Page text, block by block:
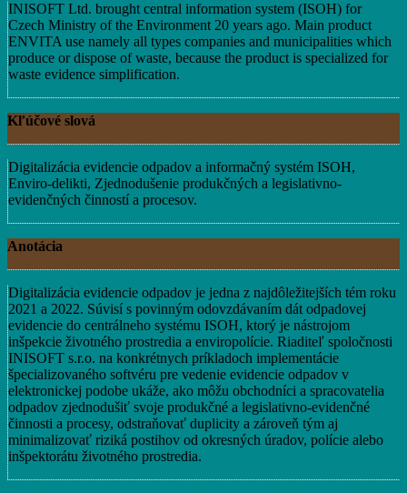
INISOFT Ltd. brought central information system (ISOH) for
Czech Ministry of the Environment 20 years ago. Main product
ENVITA use namely all types companies and municipalities which
produce or dispose of waste, because the product is specialized for
waste evidence simplification.
Kľúčové slová
Digitalizácia evidencie odpadov a informačný systém ISOH,
Enviro-delikti, Zjednodušenie produkčných a legislativno-
evidenčných činností a procesov.
Anotácia
Digitalizácia evidencie odpadov je jedna z najdôležitejších tém roku
2021 a 2022. Súvisí s povinným odovzdávaním dát odpadovej
evidencie do centrálneho systému ISOH, ktorý je nástrojom
inšpekcie životného prostredia a enviropolície. Riaditeľ spoločnosti
INISOFT s.r.o. na konkrétnych príkladoch implementácie
špecializovaného softvéru pre vedenie evidencie odpadov v
elektronickej podobe ukáže, ako môžu obchodníci a spracovatelia
odpadov zjednodušiť svoje produkčné a legislativno-evidenčné
činnosti a procesy, odstraňovať duplicity a zároveň tým aj
minimalizovať riziká postihov od okresných úradov, polície alebo
inšpektorátu životného prostredia.